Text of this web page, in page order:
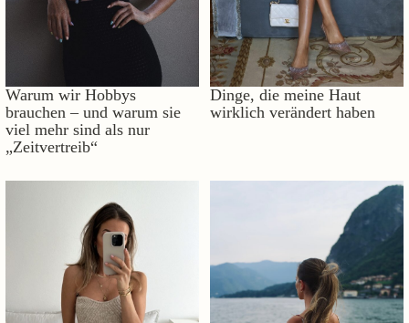
Warum wir Hobbys
brauchen – und warum sie
viel mehr sind als nur
„Zeitvertreib“
Dinge, die meine Haut
wirklich verändert haben